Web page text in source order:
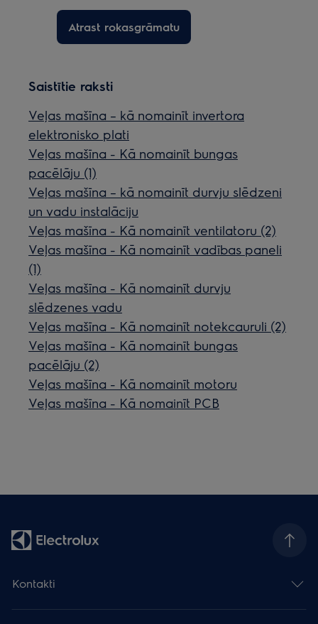
Atrast rokasgrāmatu
Saistītie raksti
Veļas mašīna – kā nomainīt invertora
elektronisko plati
Veļas mašīna - Kā nomainīt bungas
pacēlāju (1)
Veļas mašīna – kā nomainīt durvju slēdzeni
un vadu instalāciju
Veļas mašīna - Kā nomainīt ventilatoru (2)
Veļas mašīna - Kā nomainīt vadības paneli
(1)
Veļas mašīna - Kā nomainīt durvju
slēdzenes vadu
Veļas mašīna - Kā nomainīt notekcauruli (2)
Veļas mašīna - Kā nomainīt bungas
pacēlāju (2)
Veļas mašīna - Kā nomainīt motoru
Veļas mašīna - Kā nomainīt PCB
Kontakti